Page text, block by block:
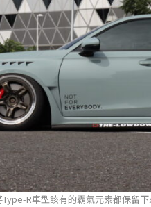
Type-R車型該有的霸氣元素都保留